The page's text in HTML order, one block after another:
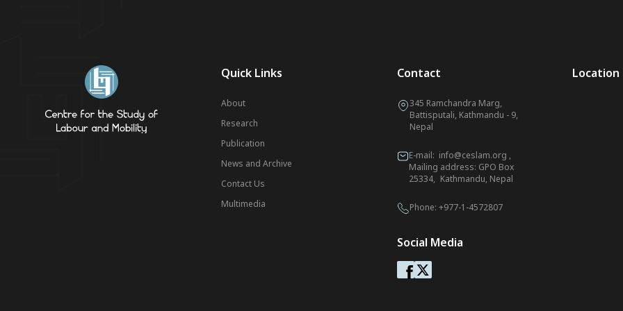
Quick Links
About
Research
Publication
News and Archive
Contact Us
Multimedia
Contact
345 Ramchandra Marg,
Battisputali, Kathmandu - 9,
Nepal
E-mail: info@ceslam.org ,
Mailing address: GPO Box
25334, Kathmandu, Nepal
Phone: +977-1-4572807
Social Media
Location